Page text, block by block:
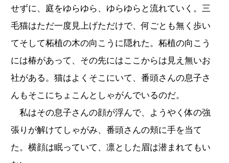
せずに、庭をゆらゆら、ゆらゆらと流れていく。三
毛猫はただ一度見上げただけで、何ごとも無く歩い
てそして柘植の木の向こうに隠れた。柘植の向こう
には椿があって、その先にはここからは見え無いお
社がある。猫はよくそこにいて、番頭さんの息子さ
んもそこにちょこんとしゃがんでいるのだ。
私はその息子さんの顔が浮んで、ようやく体の強
張りが解けてしゃがみ、番頭さんの頬に手を当て
た。横顔は眠っていて、凛とした眉は潜まれてもい